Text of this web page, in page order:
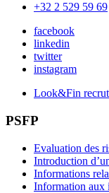
+32 2 529 59 69
facebook
linkedin
twitter
instagram
Look&Fin
PSFP
Evaluation des
Introduction
Informations
Information aux